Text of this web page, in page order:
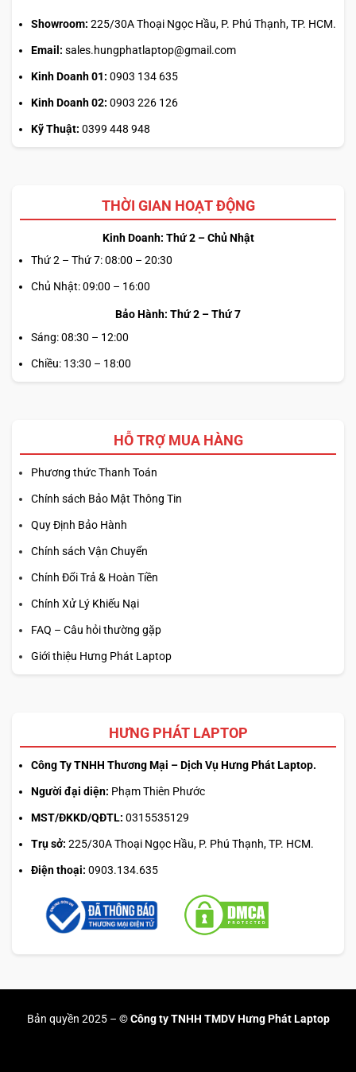
Showroom: 225/30A Thoại Ngọc Hầu, P. Phú Thạnh, TP. HCM.
Email: sales.hungphatlaptop@gmail.com
Kinh Doanh 01: 0903 134 635
Kinh Doanh 02: 0903 226 126
Kỹ Thuật: 0399 448 948
THỜI GIAN HOẠT ĐỘNG
Kinh Doanh: Thứ 2 – Chủ Nhật
Thứ 2 – Thứ 7: 08:00 – 20:30
Chủ Nhật: 09:00 – 16:00
Bảo Hành: Thứ 2 – Thứ 7
Sáng: 08:30 – 12:00
Chiều: 13:30 – 18:00
HỖ TRỢ MUA HÀNG
Phương thức Thanh Toán
Chính sách Bảo Mật Thông Tin
Quy Định Bảo Hành
Chính sách Vận Chuyển
Chính Đổi Trả & Hoàn Tiền
Chính Xử Lý Khiếu Nại
FAQ – Câu hỏi thường gặp
Giới thiệu Hưng Phát Laptop
HƯNG PHÁT LAPTOP
Công Ty TNHH Thương Mại – Dịch Vụ Hưng Phát Laptop.
Người đại diện: Phạm Thiên Phước
MST/ĐKKD/QĐTL: 0315535129
Trụ sở: 225/30A Thoại Ngọc Hầu, P. Phú Thạnh, TP. HCM.
Điện thoại: 0903.134.635
Bản quyền 2025 – © Công ty TNHH TMDV Hưng Phát Laptop